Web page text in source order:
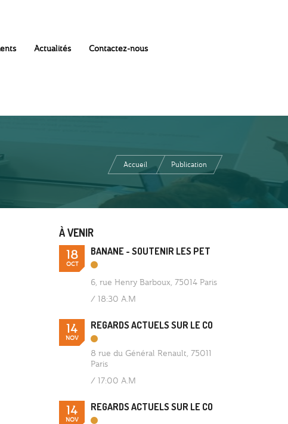
Actualités Contactez-nous
Accueil Publication
À VENIR
18
OCT
BANANE - SOUTENIR LES PET
6, rue Henry Barboux, 75014 Paris
/ 18:30 A.M
14
NOV
REGARDS ACTUELS SUR LE CO
8 rue du Général Renault, 75011
Paris
/ 17:00 A.M
14
NOV
REGARDS ACTUELS SUR LE CO